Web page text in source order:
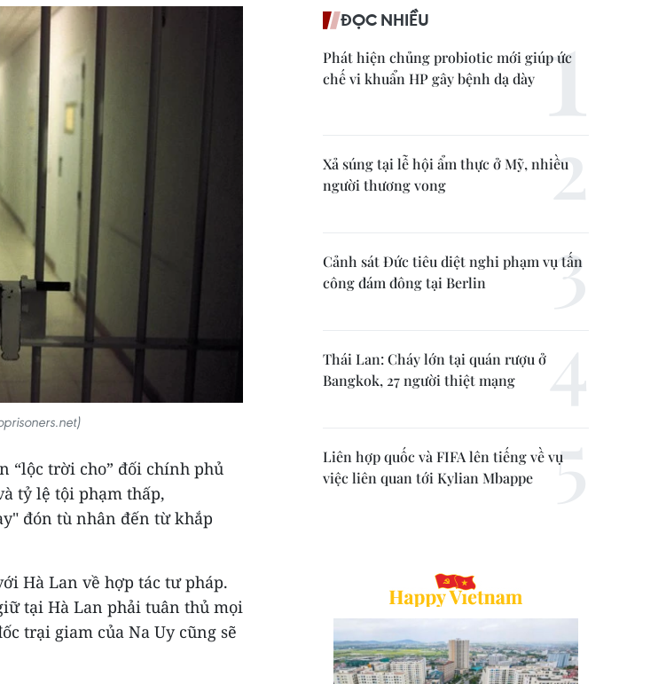
“lộc trời cho” đối chính phủ
tỷ lệ tội phạm thấp,
đón tù nhân đến từ khắp
Hà Lan về hợp tác tư pháp.
tại Hà Lan phải tuân thủ mọi
trại giam của Na Uy cũng sẽ
ĐỌC NHIỀU
Phát hiện chủng probiotic mới giúp ức
chế vi khuẩn HP gây bệnh dạ dày
Xả súng tại lễ hội ẩm thực ở Mỹ, nhiều
người thương vong
Cảnh sát Đức tiêu diệt nghi phạm vụ tấn
công đám đông tại Berlin
Thái Lan: Cháy lớn tại quán rượu ở
Bangkok, 27 người thiệt mạng
Liên hợp quốc và FIFA lên tiếng về vụ
việc liên quan tới Kylian Mbappe